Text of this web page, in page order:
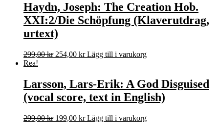
Haydn, Joseph: The Creation Hob.
XXI:2/Die Schöpfung (Klaverutdrag,
urtext)
299,00kr Det
299,00 kr.
254,00 krDet
254,00 kr.
Lägg till i varukorg
Rea!
Larsson, Lars-Erik: A God Disguised
(vocal score, text in English)
299,00kr Det
199,00 krDet
Lägg till i varukorg